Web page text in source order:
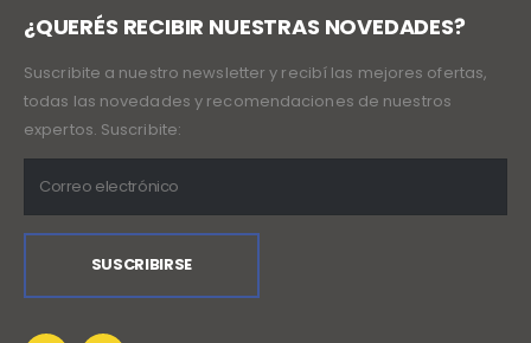
¿QUERÉS RECIBIR NUESTRAS NOVEDADES?
Suscribite a nuestro newsletter y recibí las mejores ofertas,
todas las novedades y recomendaciones de nuestros
expertos. Suscribite: